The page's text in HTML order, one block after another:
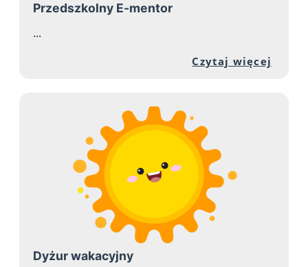
Przedszkolny E-mentor
...
Czytaj więcej
Dyżur wakacyjny